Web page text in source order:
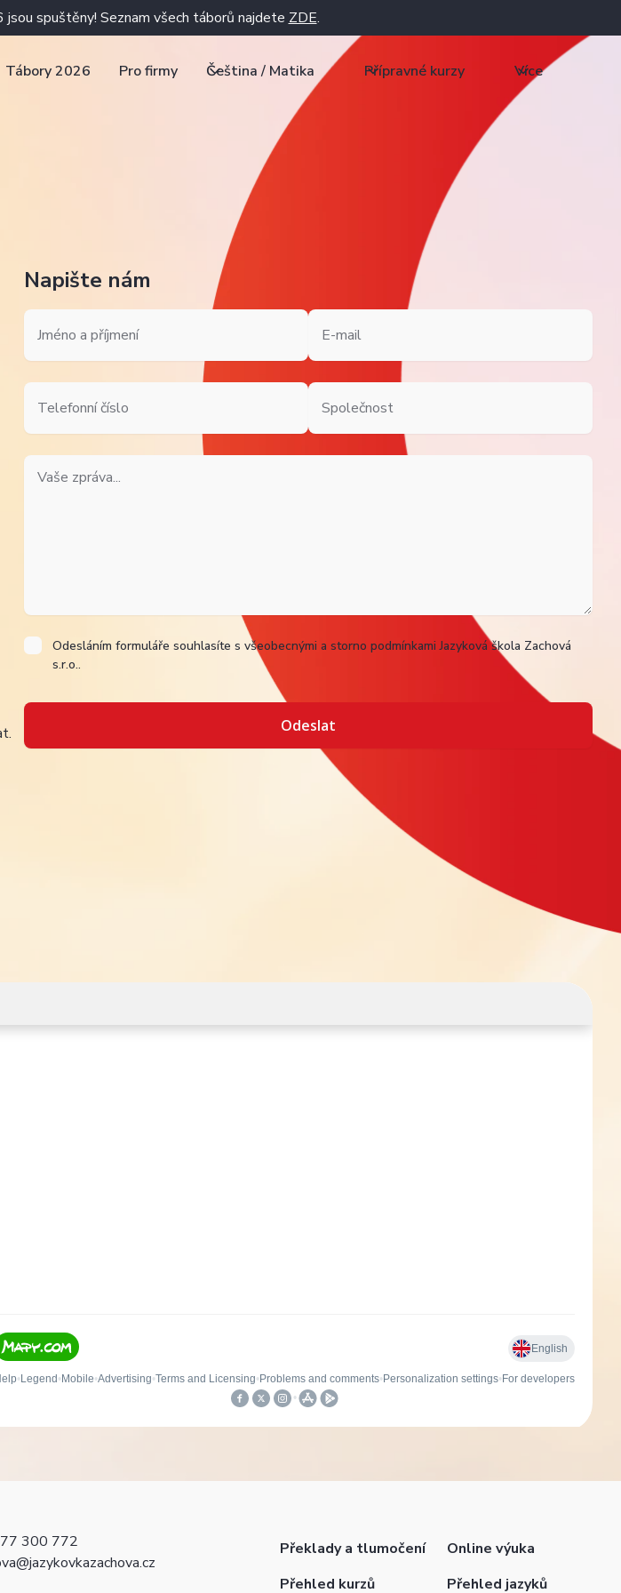
spuštěny! Seznam všech táborů najdete ZDE.
Tábory 2026 Pro firmy Čeština / Matika Přípravné kurzy Více
Napište nám
Odesláním formuláře souhlasíte s všeobecnými a storno podmínkami Jazyková škola Zachová
s.r.o..
300 772
Překlady a tlumočení
Online výuka
Přehled kurzů
Přehled jazyků